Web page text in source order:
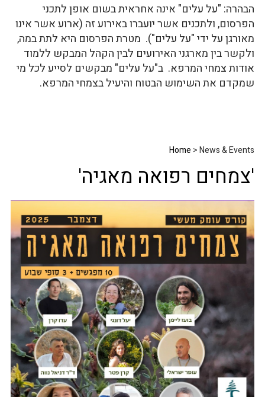
הבהרה: "על עלים" אינה אחראית בשום אופן לתכני
הפרסום, ולתכנים אשר יועברו באירוע זה (ארוע אשר אינו
מאורגן על ידי "על עלים"). מטרת הפרסום היא לתת במה,
ולקשר בין מארגני האירועים לבין הקהל המבקש ללמוד
אודות צמחי המרפא. ב"על עלים" מבקשים לסייע לכל מי
שמקדם את השימוש הבטוח והיעיל בצמחי המרפא.
Home > News & Events
'צמחים רפואה מאגיה'